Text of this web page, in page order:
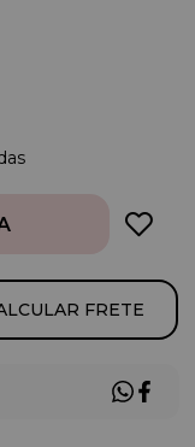
FRETE